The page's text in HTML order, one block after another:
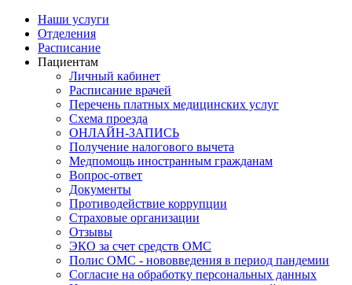
Наши услуги
Отделения
Расписание
Пациентам
Личный кабинет
Расписание врачей
Перечень платных медицинских услуг
Схема проезда
ОНЛАЙН-ЗАПИСЬ
Получение налогового вычета
Медпомощь иностранным гражданам
Вопрос-ответ
Документы
Противодействие коррупции
Страховые организации
Отзывы
ЭКО за счет средств ОМС
Полис ОМС - нововведения в период пандемии
Согласие на обработку персональных данных